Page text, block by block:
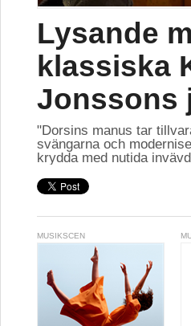
Lysande
klassiska
Jonssons
"Dorsins manus tar
svängarna och
krydda med nutida
MUSIKSCEN